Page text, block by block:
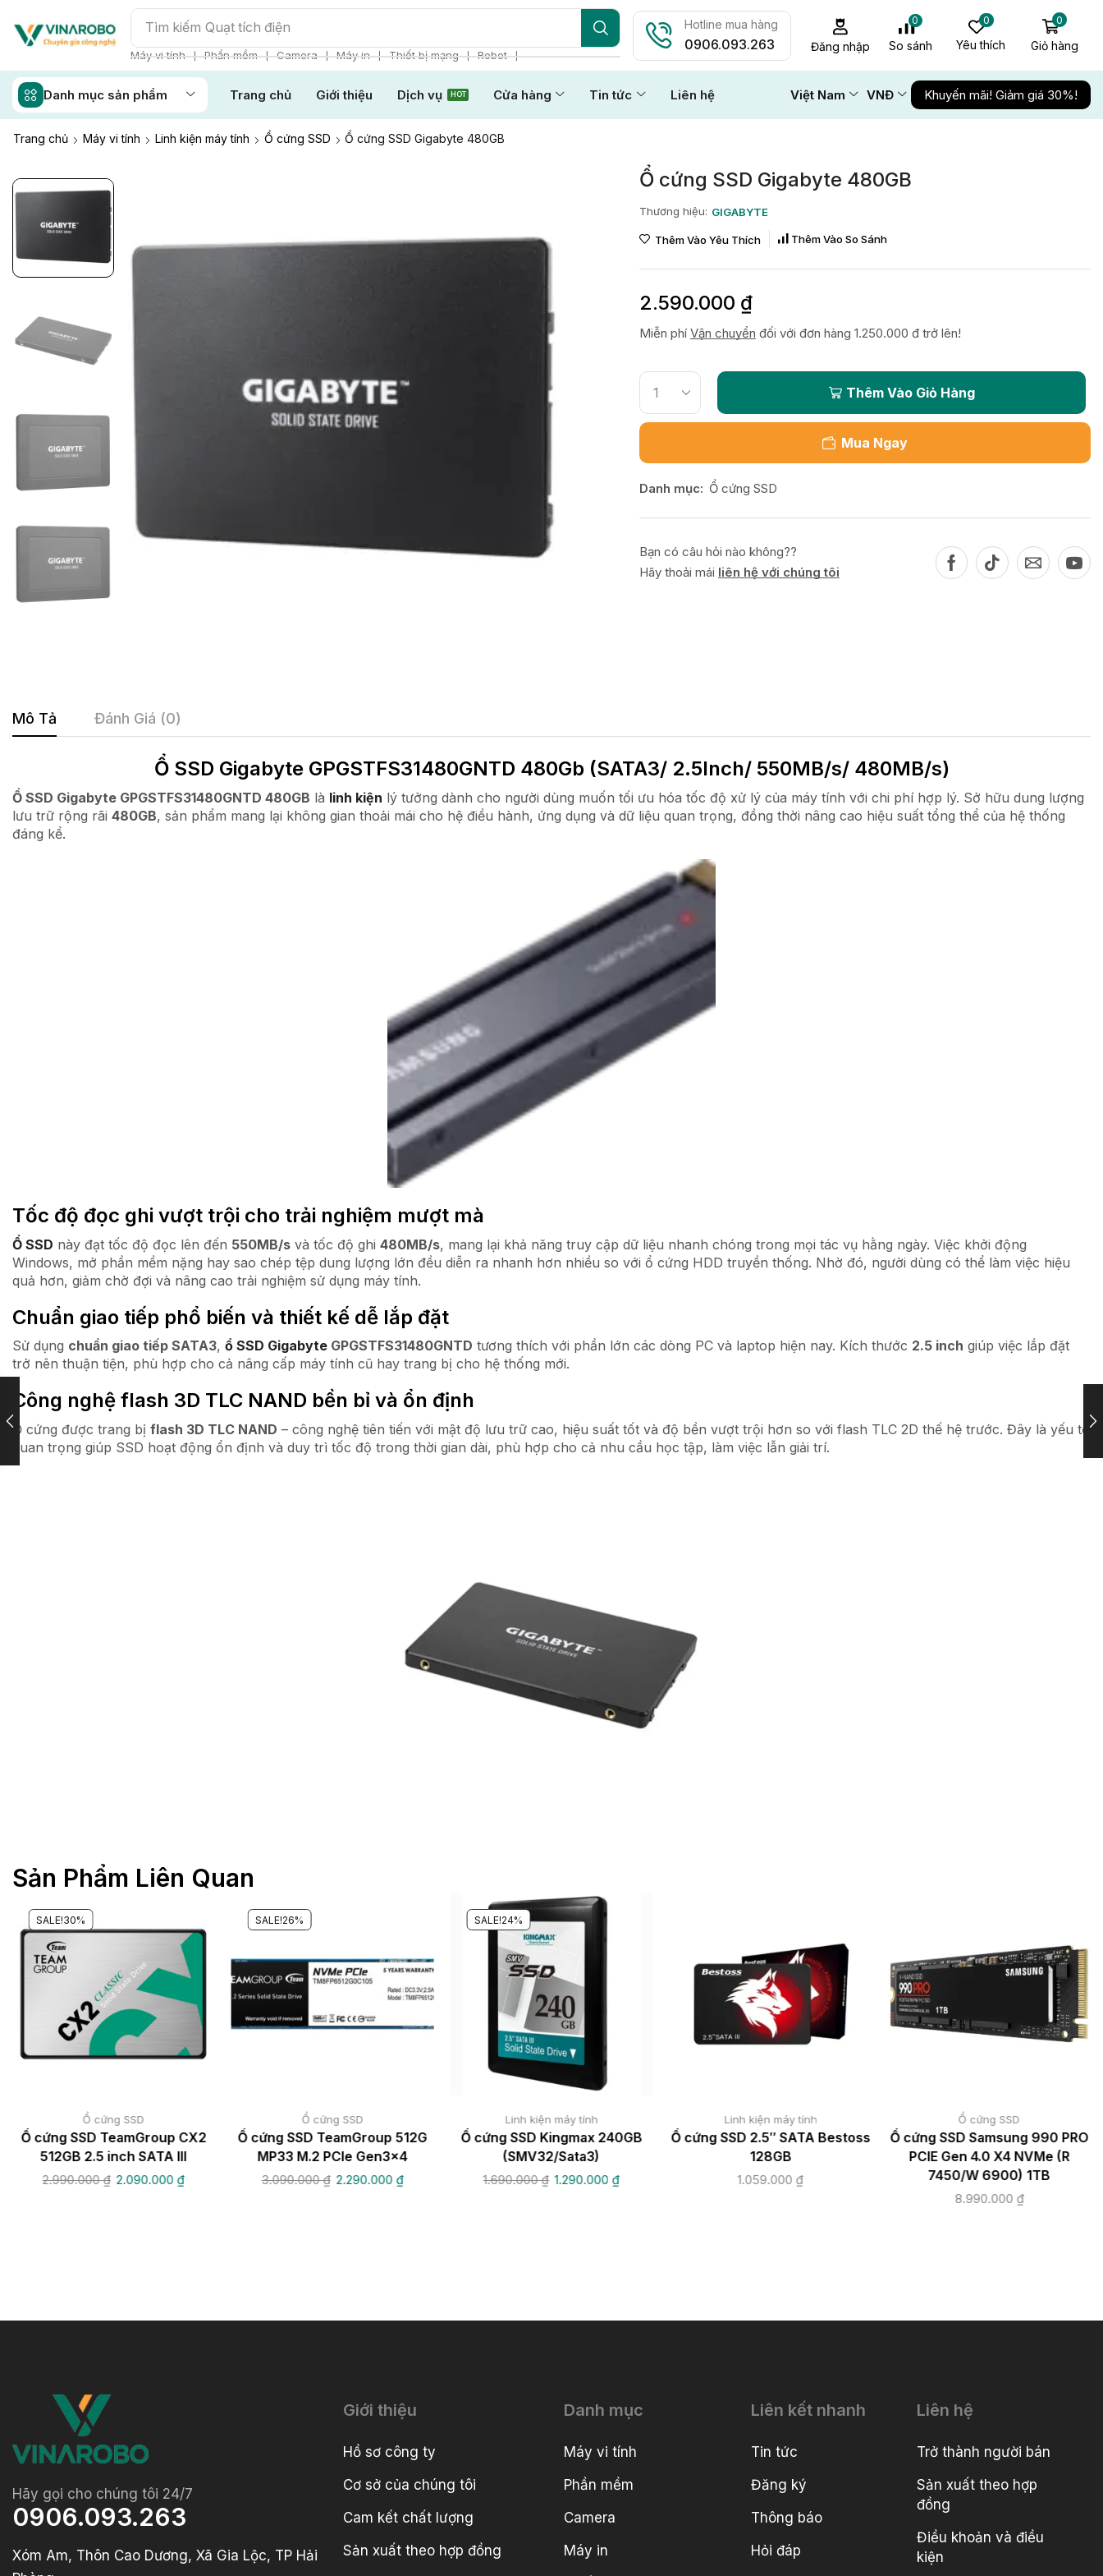
Tìm kiếm Quạt tích điện
Máy vi tính ❘ Phần mềm ❘ Camera ❘ Máy in ❘ Thiết bị mạng ❘ Robot ❘
Hotline mua hàng
0906.093.263 Đăng nhập
0
So sánh
0
Yêu thích
0
Giỏ hàng
Danh mục sản phẩm Trang chủ Giới thiệu Dịch vụ HOT Cửa hàng Tin tức Liên hệ Việt Nam VNĐ Khuyến mãi! Giảm giá 30%!
Trang chủ Máy vi tính Linh kiện máy tính Ổ cứng SSD Ổ cứng SSD Gigabyte 480GB
Ổ cứng SSD Gigabyte 480GB
Thương hiệu: GIGABYTE
Thêm Vào Yêu Thích Thêm Vào So Sánh
2.590.000 ₫
Miễn phí Vận chuyển đối với đơn hàng 1.250.000 đ trở lên!
Thêm Vào Giỏ Hàng
Mua Ngay
Danh mục: Ổ cứng SSD
Bạn có câu hỏi nào không??
Hãy thoải mái liên hệ với chúng tôi
Mô Tả Đánh Giá (0)
Ổ SSD Gigabyte GPGSTFS31480GNTD 480Gb (SATA3/ 2.5Inch/ 550MB/s/ 480MB/s)
Ổ SSD Gigabyte GPGSTFS31480GNTD 480GB là linh kiện lý tưởng dành cho người dùng muốn tối ưu hóa tốc độ xử lý của máy tính với chi phí hợp lý. Sở hữu dung lượng
lưu trữ rộng rãi 480GB, sản phẩm mang lại không gian thoải mái cho hệ điều hành, ứng dụng và dữ liệu quan trọng, đồng thời nâng cao hiệu suất tổng thể của hệ thống
đáng kể.
Tốc độ đọc ghi vượt trội cho trải nghiệm mượt mà
Ổ SSD này đạt tốc độ đọc lên đến 550MB/s và tốc độ ghi 480MB/s, mang lại khả năng truy cập dữ liệu nhanh chóng trong mọi tác vụ hằng ngày. Việc khởi động
Windows, mở phần mềm nặng hay sao chép tệp dung lượng lớn đều diễn ra nhanh hơn nhiều so với ổ cứng HDD truyền thống. Nhờ đó, người dùng có thể làm việc hiệu
quả hơn, giảm chờ đợi và nâng cao trải nghiệm sử dụng máy tính.
Chuẩn giao tiếp phổ biến và thiết kế dễ lắp đặt
Sử dụng chuẩn giao tiếp SATA3, ổ SSD Gigabyte GPGSTFS31480GNTD tương thích với phần lớn các dòng PC và laptop hiện nay. Kích thước 2.5 inch giúp việc lắp đặt
trở nên thuận tiện, phù hợp cho cả nâng cấp máy tính cũ hay trang bị cho hệ thống mới.
Công nghệ flash 3D TLC NAND bền bỉ và ổn định
Ổ cứng được trang bị flash 3D TLC NAND – công nghệ tiên tiến với mật độ lưu trữ cao, hiệu suất tốt và độ bền vượt trội hơn so với flash TLC 2D thế hệ trước. Đây là yếu tố
quan trọng giúp SSD hoạt động ổn định và duy trì tốc độ trong thời gian dài, phù hợp cho cả nhu cầu học tập, làm việc lẫn giải trí.
Sản Phẩm Liên Quan
SALE!30%
Ổ cứng SSD
Ổ cứng SSD TeamGroup CX2
512GB 2.5 inch SATA III
2.990.000₫ 2.090.000 ₫
SALE!26%
Ổ cứng SSD
Ổ cứng SSD TeamGroup 512G
MP33 M.2 PCIe Gen3x4
3.090.000₫ 2.290.000 ₫
SALE!24%
Linh kiện máy tính
Ổ cứng SSD Kingmax 240GB
(SMV32/Sata3)
1.690.000₫ 1.290.000 ₫
Linh kiện máy tính
Ổ cứng SSD 2.5″ SATA Bestoss
128GB
1.059.000 ₫
Ổ cứng SSD
Ổ cứng SSD Samsung 990 PRO
PCIE Gen 4.0 X4 NVMe (R
7450/W 6900) 1TB
8.990.000 ₫
Hãy gọi cho chúng tôi 24/7
0906.093.263
Xóm Am, Thôn Cao Dương, Xã Gia Lộc, TP Hải
Giới thiệu
Hồ sơ công ty
Cơ sở của chúng tôi
Cam kết chất lượng
Sản xuất theo hợp đồng
Danh mục
Máy vi tính
Phần mềm
Camera
Máy in
Liên kết nhanh
Tin tức
Đăng ký
Thông báo
Hỏi đáp
Liên hệ
Trở thành người bán
Sản xuất theo hợp
đồng
Điều khoản và điều
kiện